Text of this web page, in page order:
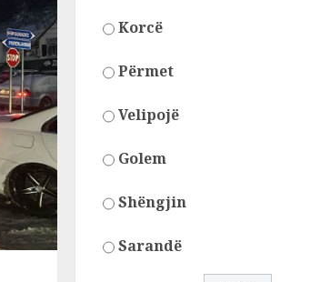
Korcë
Përmet
Velipojë
Golem
Shëngjin
Sarandë